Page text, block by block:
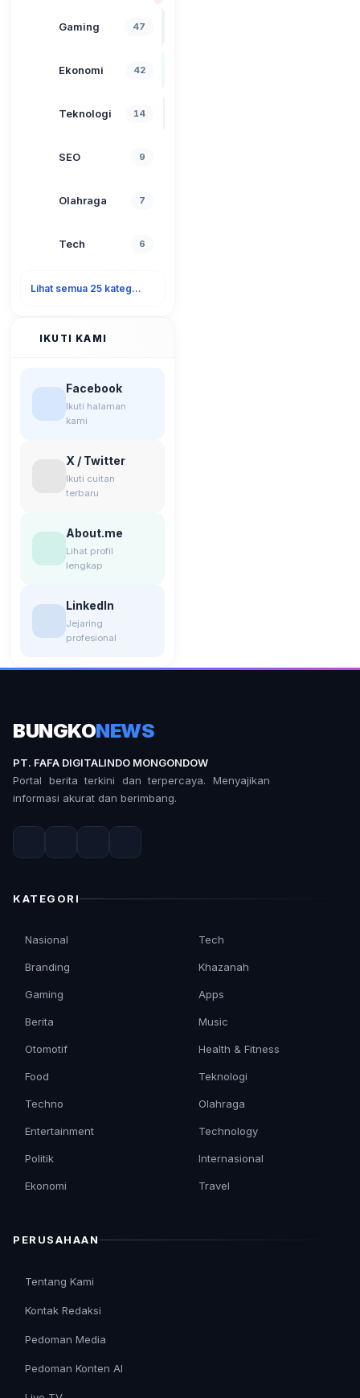
Gaming 47
Ekonomi 42
Teknologi 14
SEO 9
Olahraga 7
Tech 6
Lihat semua 25 kategori
IKUTI KAMI
Facebook
Ikuti halaman
kami
X / Twitter
Ikuti cuitan
terbaru
About.me
Lihat profil
lengkap
LinkedIn
Jejaring
profesional
BUNGKONEWS
PT. FAFA DIGITALINDO MONGONDOW
Portal berita terkini dan terpercaya. Menyajikan
informasi akurat dan berimbang.
KATEGORI
Nasional
Branding
Gaming
Berita
Otomotif
Tech
Khazanah
Apps
Music
Health & Fitness
Food
Techno
Entertainment
Politik
Ekonomi
Teknologi
Olahraga
Technology
Internasional
Travel
PERUSAHAAN
Tentang Kami
Kontak Redaksi
Pedoman Media
Pedoman Konten AI